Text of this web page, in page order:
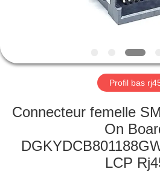
AU
DE
Profil bas
Connecteur femelle
On
LCP